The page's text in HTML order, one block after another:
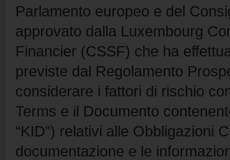
Parlamento europeo e del
approvato dalla Luxembourg
Financier (CSSF) che ha
previste dal Regolamento
considerare i fattori di rischio
Terms e il Documento
“KID”) relativi alle Obbligazioni
documentazione e le